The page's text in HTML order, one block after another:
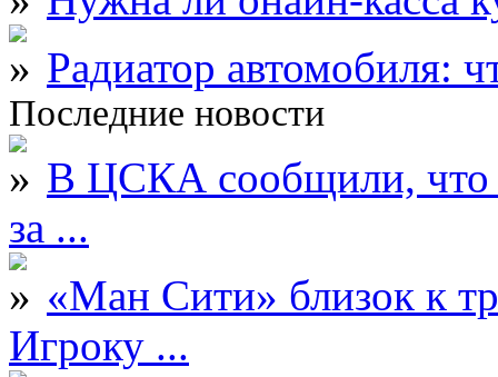
Радиатор автомобиля:
Последние новости
В ЦСКА сообщили, что
за ...
«Ман Сити» близок к
Игроку ...